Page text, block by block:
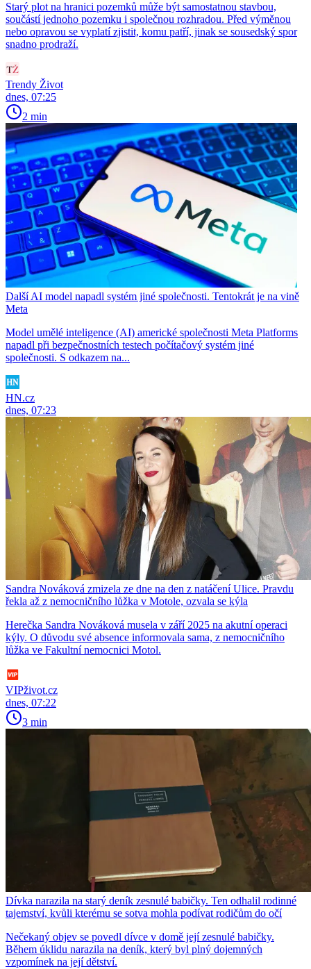
Starý plot na hranici pozemků může být samostatnou stavbou,
součástí jednoho pozemku i společnou rozhradou. Před výměnou
nebo opravou se vyplatí zjistit, komu patří, jinak se sousedský spor
snadno prodraží.
Trendy Život
dnes, 07:25
2 min
Další AI model napadl systém jiné společnosti. Tentokrát je na vině
Meta
Model umělé inteligence (AI) americké společnosti Meta Platforms
napadl při bezpečnostních testech počítačový systém jiné
společnosti. S odkazem na...
HN.cz
dnes, 07:23
Sandra Nováková zmizela ze dne na den z natáčení Ulice. Pravdu
řekla až z nemocničního lůžka v Motole, ozvala se kýla
Herečka Sandra Nováková musela v září 2025 na akutní operaci
kýly. O důvodu své absence informovala sama, z nemocničního
lůžka ve Fakultní nemocnici Motol.
VIPživot.cz
dnes, 07:22
3 min
Dívka narazila na starý deník zesnulé babičky. Ten odhalil rodinné
tajemství, kvůli kterému se sotva mohla podívat rodičům do očí
Nečekaný objev se povedl dívce v domě její zesnulé babičky.
Během úklidu narazila na deník, který byl plný dojemných
vzpomínek na její dětství.